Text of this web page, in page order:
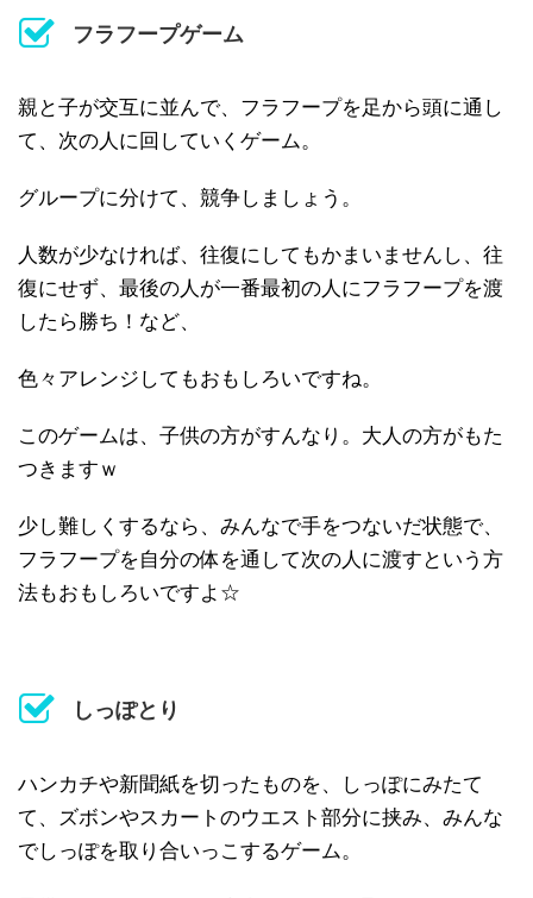
フラフープゲーム
親と子が交互に並んで、フラフープを足から頭に通し
て、次の人に回していくゲーム。
グループに分けて、競争しましょう。
人数が少なければ、往復にしてもかまいませんし、往
復にせず、最後の人が一番最初の人にフラフープを渡
したら勝ち！など、
色々アレンジしてもおもしろいですね。
このゲームは、子供の方がすんなり。大人の方がもた
つきますｗ
少し難しくするなら、みんなで手をつないだ状態で、
フラフープを自分の体を通して次の人に渡すという方
法もおもしろいですよ☆
しっぽとり
ハンカチや新聞紙を切ったものを、しっぽにみたて
て、ズボンやスカートのウエスト部分に挟み、みんな
でしっぽを取り合いっこするゲーム。